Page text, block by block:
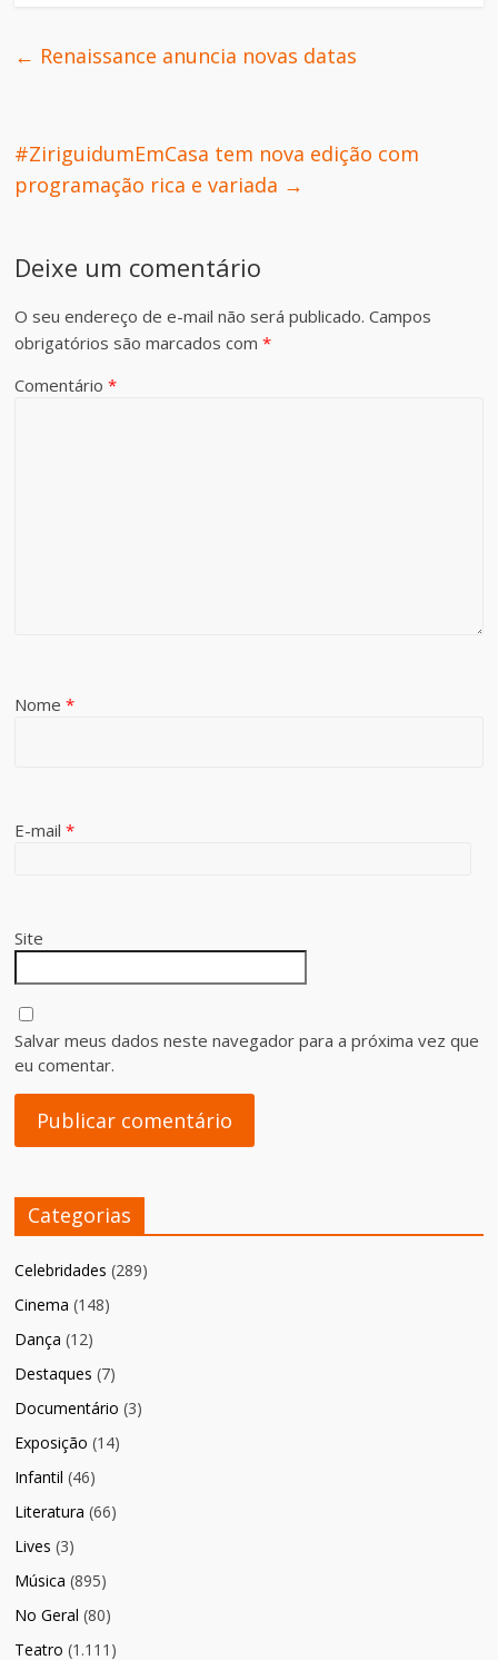
← Renaissance anuncia novas datas
#ZiriguidumEmCasa tem nova edição com
programação rica e variada →
Deixe um comentário
O seu endereço de e-mail não será publicado. Campos
obrigatórios são marcados com*
Comentário*
Nome*
E-mail*
Site
Salvar meus dados neste navegador para a próxima vez que
eu comentar.
Categorias
Celebridades (289)
Cinema (148)
Dança (12)
Destaques (7)
Documentário (3)
Exposição (14)
Infantil (46)
Literatura (66)
Lives (3)
Música (895)
No Geral (80)
Teatro (1.111)